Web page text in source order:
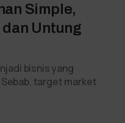
Simple,
Untung
bisnis yang
target market